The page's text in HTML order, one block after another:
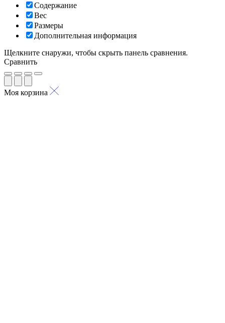
Содержание
Вес
Размеры
Дополнительная информация
Щелкните снаружи, чтобы скрыть панель сравнения.
Сравнить
Моя корзина